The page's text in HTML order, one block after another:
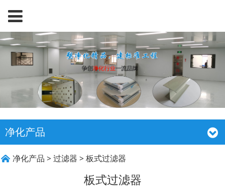
净化产品
板式过滤器
净化产品 >过滤器 >板式过滤器
板式过滤器